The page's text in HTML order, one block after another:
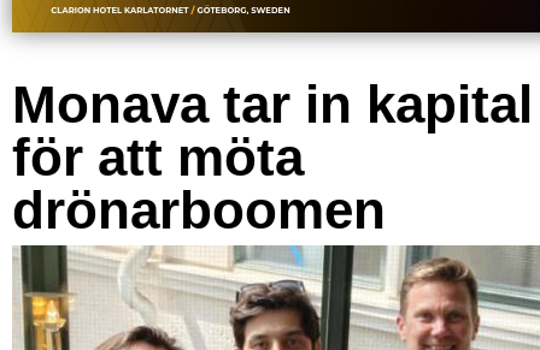
Monava tar in kapital
för att möta
drönarboomen